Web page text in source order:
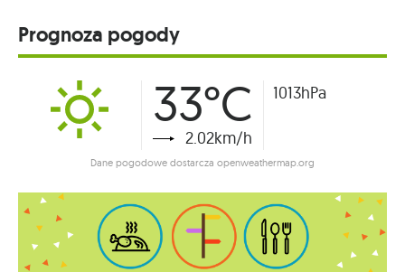
Prognoza pogody
33°C
2.02km/h
1013hPa
Dane pogodowe dostarcza openweathermap.org